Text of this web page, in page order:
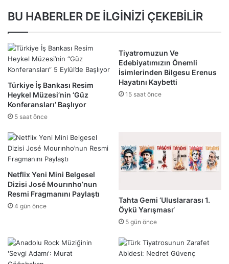
BU HABERLER DE İLGİNİZİ ÇEKEBİLİR
Türkiye İş Bankası Resim
Heykel Müzesi’nin ‘Güz
Konferansları’ Başlıyor
5 saat önce
Tiyatromuzun Ve
Edebiyatımızın Önemli
İsimlerinden Bilgesu Erenus
Hayatını Kaybetti
15 saat önce
Netflix Yeni Mini Belgesel
Dizisi José Mourınho’nun
Resmi Fragmanını Paylaştı
4 gün önce
Tahta Gemi ‘Uluslararası 1.
Öykü Yarışması’
5 gün önce